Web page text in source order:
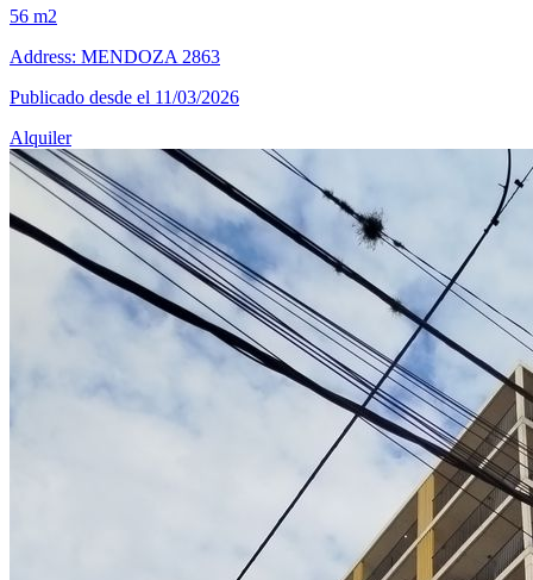
56 m2
Address: MENDOZA 2863
Publicado desde el 11/03/2026
Alquiler